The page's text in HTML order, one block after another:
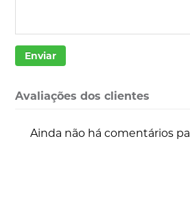
Enviar
Avaliações dos clientes
Ainda não há comentários